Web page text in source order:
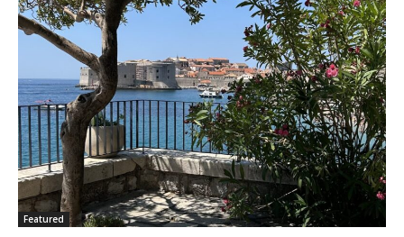
Featured